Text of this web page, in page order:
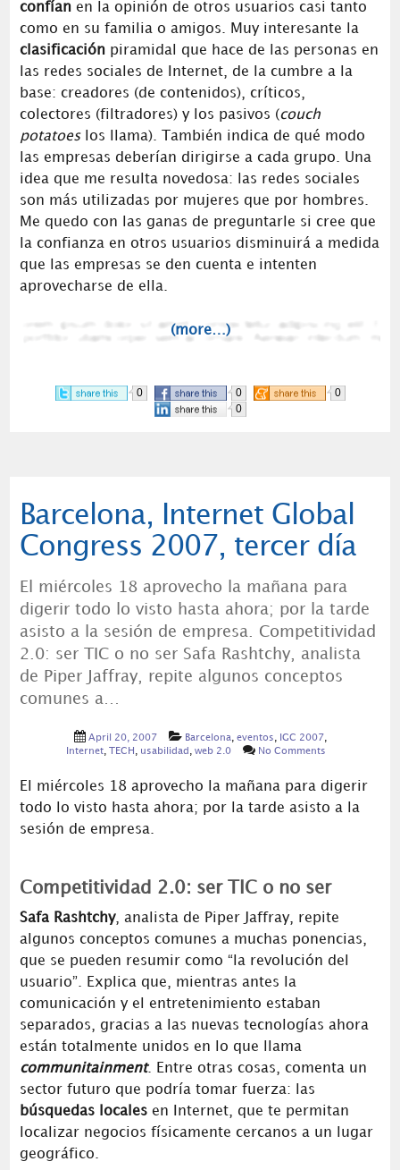
confían en la opinión de otros usuarios casi tanto
como en su familia o amigos. Muy interesante la
clasificación piramidal que hace de las personas en
las redes sociales de Internet, de la cumbre a la
base: creadores (de contenidos), críticos,
colectores (filtradores) y los pasivos (couch
potatoeslos llama). También indica de qué modo
las empresas deberían dirigirse a cada grupo. Una
idea que me resulta novedosa: las redes sociales
son más utilizadas por mujeres que por hombres.
Me quedo con las ganas de preguntarle si cree que
la confianza en otros usuarios disminuirá a medida
que las empresas se den cuenta e intenten
aprovecharse de ella.
(more…)
0 0
0
0
Barcelona, Internet Global
Congress 2007, tercer día
El miércoles 18 aprovecho la mañana para
digerir todo lo visto hasta ahora; por la tarde
asisto a la sesión de empresa. Competitividad
2.0: ser TIC o no ser Safa Rashtchy, analista
de Piper Jaffray, repite algunos conceptos
comunes a…
April 20, 2007 Barcelona, eventos , IGC 2007 ,
Internet, TECH , usabilidad , web 2.0 No Comments
El miércoles 18 aprovecho la mañana para digerir
todo lo visto hasta ahora; por la tarde asisto a la
sesión de empresa.
Competitividad 2.0: ser TIC o no ser
Safa Rashtchy, analista de Piper Jaffray, repite
algunos conceptos comunes a muchas ponencias,
que se pueden resumir como “la revolución del
usuario”. Explica que, mientras antes la
comunicación y el entretenimiento estaban
separados, gracias a las nuevas tecnologías ahora
están totalmente unidos en lo que llama
communitainment. Entre otras cosas, comenta un
sector futuro que podría tomar fuerza: las
búsquedas localesen Internet, que te permitan
localizar negocios físicamente cercanos a un lugar
geográfico.